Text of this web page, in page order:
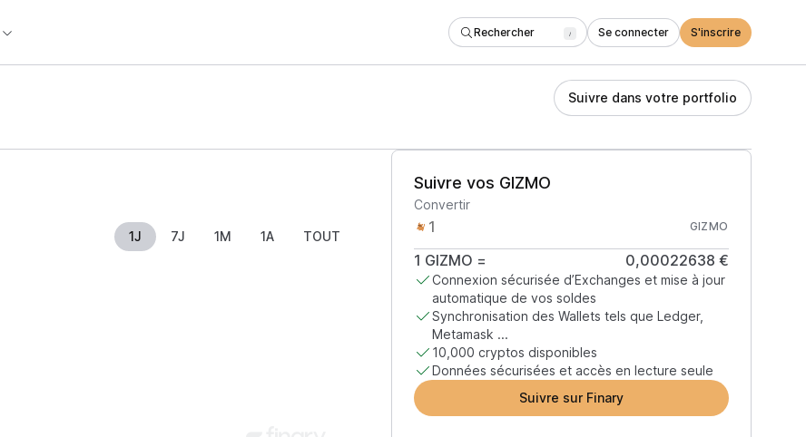
Rechercher / Se connecter S'inscrire
Suivre dans votre portfolio
1J 7J 1M 1A TOUT
Suivre vos GIZMO
Convertir
GIZMO
1 GIZMO = 0,00022638 €
Connexion sécurisée d’Exchanges et mise à jour
automatique de vos soldes
Synchronisation des Wallets tels que Ledger,
Metamask ...
10,000 cryptos disponibles
Données sécurisées et accès en lecture seule
Suivre sur Finary